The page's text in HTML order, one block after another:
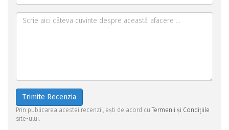
Trimite Recenzia
Prin publicarea acestei recenzii, ești de acord cuTermenii și Condițiile
site-ului.